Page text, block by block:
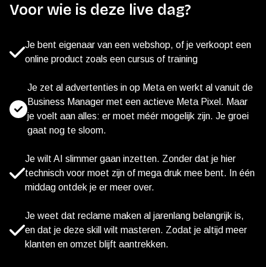
Voor wie is deze live dag?
Je bent eigenaar van een webshop, of je verkoopt een
online product zoals een cursus of training
Je zet al advertenties in op Meta en werkt al vanuit de
Business Manager met een actieve Meta Pixel. Maar
je voelt aan alles: er moet méér mogelijk zijn. Je groei
gaat nog te sloom.
Je wilt AI slimmer gaan inzetten. Zonder dat je hier
technisch voor moet zijn of mega druk mee bent. In één
middag ontdek je er meer over.
Je weet dat reclame maken al jarenlang belangrijk is,
en dat je deze skill wilt masteren. Zodat je altijd meer
klanten en omzet blijft aantrekken.